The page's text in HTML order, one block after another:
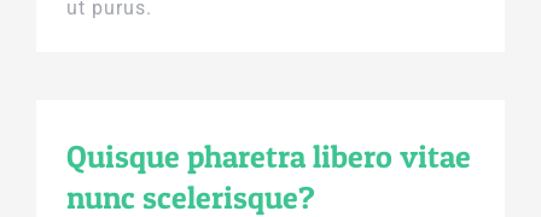
ut purus.
Quisque pharetra libero vitae
nunc scelerisque?